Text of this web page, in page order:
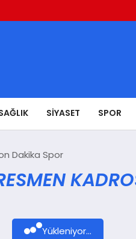
SIYASET SPOR
Dakika Spor
Yükleniyor...